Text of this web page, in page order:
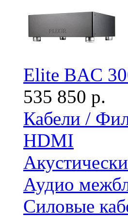
Elite BAC
535 850 р.
Кабели /
HDMI
Аудио
Силовые